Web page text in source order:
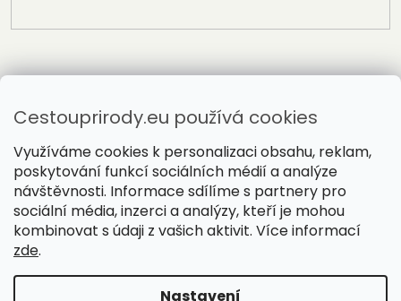
Cestouprirody.eu používá cookies
Využíváme cookies k personalizaci obsahu, reklam,
poskytování funkcí sociálních médií a analýze
návštěvnosti. Informace sdílíme s partnery pro
sociální média, inzerci a analýzy, kteří je mohou
kombinovat s údaji z vašich aktivit. Více informací
zde.
Nastavení
Vytvořil Shoptet
Copyright 2026